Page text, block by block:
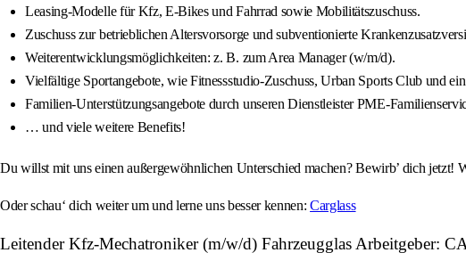
Leasing-Modelle für Kfz, E-Bikes und Fahrrad sowie Mobilitätszuschuss.
Zuschuss zur betrieblichen Altersvorsorge und subventionierte
Weiterentwicklungsmöglichkeiten: z. B. zum Area Manager (w/m/d).
Vielfältige Sportangebote, wie Fitnessstudio-Zuschuss, Urban Sports Club und
Familien-Unterstützungsangebote durch unseren Dienstleister PME-
… und viele weitere Benefits!
Du willst mit uns einen außergewöhnlichen Unterschied machen? Bewirb’ dich jetzt!
Oder schau‘ dich weiter um und lerne uns besser kennen:Carglass
Leitender Kfz-Mechatroniker (m/w/d) Fahrzeugglas Arbeitgeber: